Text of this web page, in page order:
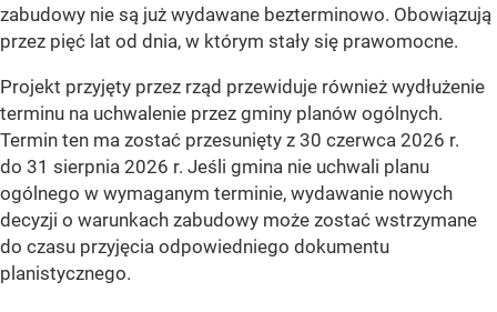
zabudowy nie są już wydawane bezterminowo. Obowiązują
przez pięć lat od dnia, w którym stały się prawomocne.
Projekt przyjęty przez rząd przewiduje również wydłużenie
terminu na uchwalenie przez gminy planów ogólnych.
Termin ten ma zostać przesunięty z 30 czerwca 2026 r.
do 31 sierpnia 2026 r. Jeśli gmina nie uchwali planu
ogólnego w wymaganym terminie, wydawanie nowych
decyzji o warunkach zabudowy może zostać wstrzymane
do czasu przyjęcia odpowiedniego dokumentu
planistycznego.